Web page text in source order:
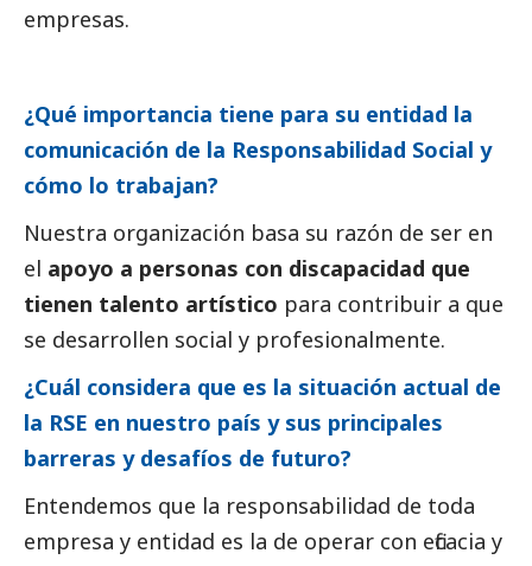
empresas.
¿Qué importancia tiene para su entidad la
comunicación de la Responsabilidad Social y
cómo lo trabajan?
Nuestra organización basa su razón de ser en
el apoyo a personas con discapacidad que
tienen talento artístico para contribuir a que
se desarrollen social y profesionalmente.
¿Cuál considera que es la situación actual de
la RSE en nuestro país y sus principales
barreras y desafíos de futuro?
Entendemos que la responsabilidad de toda
empresa y entidad es la de operar con eficacia y